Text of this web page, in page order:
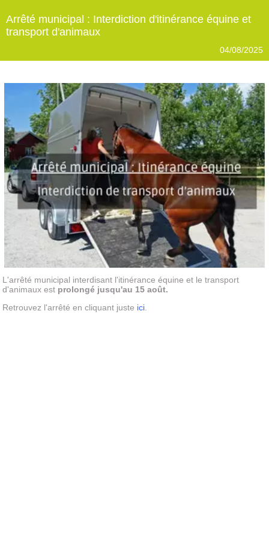
Arrêté municipal : Interdiction d'itinérance équine et
transport d'animaux
04/08/2025
L'arrêté municipal interdisant l'itinérance équine et le transport
d'animaux est prolongé jusqu'au 15 août.
Retrouvez l'arrêté en cliquant juste ici